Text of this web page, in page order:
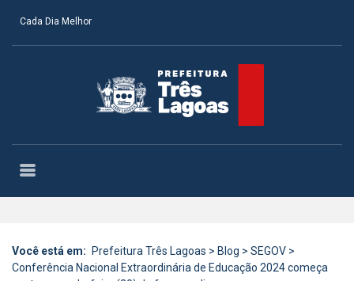
Cada Dia Melhor
Você está em: Prefeitura Três Lagoas > Blog > SEGOV >
Conferência Nacional Extraordinária de Educação 2024 começa